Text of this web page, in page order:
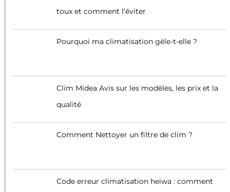
toux et comment l’éviter
Pourquoi ma climatisation gèle-t-elle ?
Clim Midea Avis sur les modèles, les prix et la
qualité
Comment Nettoyer un filtre de clim ?
Code erreur climatisation heiwa : comment